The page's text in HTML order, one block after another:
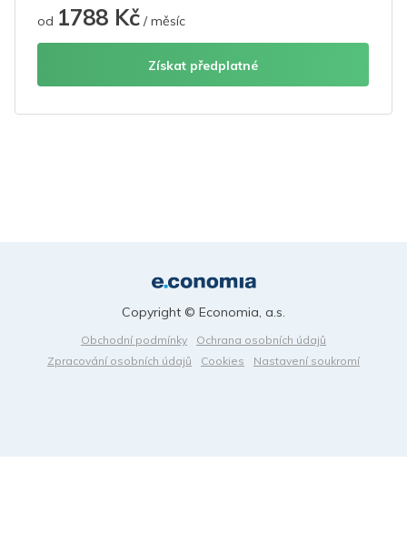
od 1788 Kč / měsíc
Získat předplatné
Obchodní podmínky
Ochrana osobních údajů
Zpracování osobních údajů
Cookies Nastavení soukromí
Copyright © Economia, a.s.